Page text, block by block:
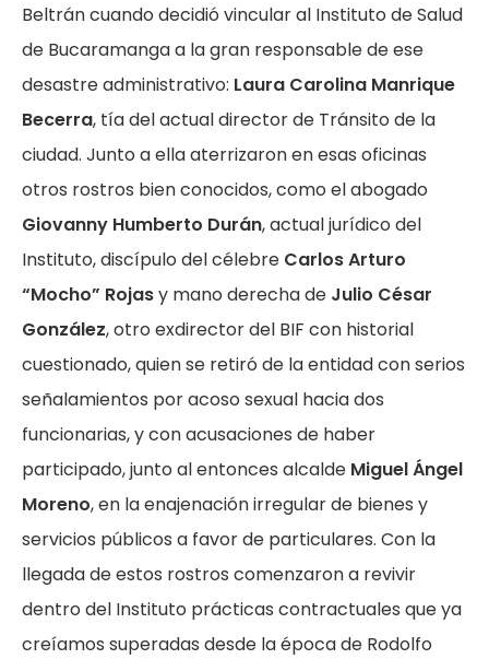
Beltrán cuando decidió vincular al Instituto de Salud
de Bucaramanga a la gran responsable de ese
desastre administrativo: Laura Carolina Manrique
Becerra, tía del actual director de Tránsito de la
ciudad. Junto a ella aterrizaron en esas oficinas
otros rostros bien conocidos, como el abogado
Giovanny Humberto Durán, actual jurídico del
Instituto, discípulo del célebre Carlos Arturo
“Mocho” Rojasy mano derecha de Julio César
González, otro exdirector del BIF con historial
cuestionado, quien se retiró de la entidad con serios
señalamientos por acoso sexual hacia dos
funcionarias, y con acusaciones de haber
participado, junto al entonces alcalde Miguel Ángel
Moreno, en la enajenación irregular de bienes y
servicios públicos a favor de particulares. Con la
llegada de estos rostros comenzaron a revivir
dentro del Instituto prácticas contractuales que ya
creíamos superadas desde la época de Rodolfo